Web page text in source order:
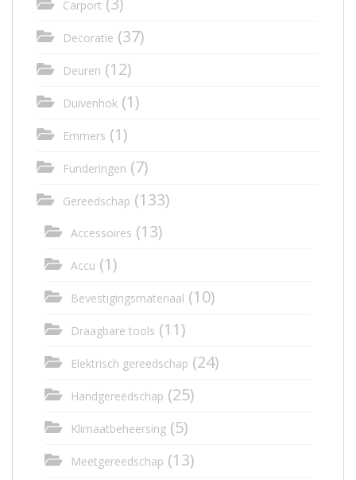
Carport
Decoratie (37)
Deuren (12)
Duivenhok (1)
Emmers (1)
Funderingen (7)
Gereedschap (133)
Accessoires (13)
Accu (1)
Bevestigingsmateriaal (10)
Draagbare tools (11)
Elektrisch gereedschap (24)
Handgereedschap (25)
Klimaatbeheersing (5)
Meetgereedschap (13)